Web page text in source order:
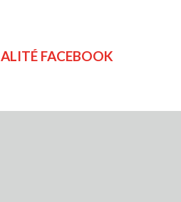
FACEBOOK